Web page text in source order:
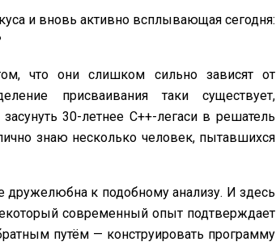
и вновь активно всплывающая сегодня:
что они слишком сильно зависят от
присваивания таки существует,
30-летнее C++-легаси в решатель
знаю несколько человек, пытавшихся
дружелюбна к подобному анализу. И здесь
современный опыт подтверждает
путём — конструировать программу